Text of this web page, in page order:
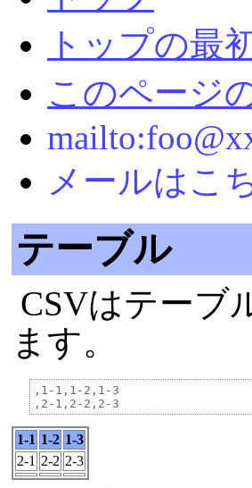
トップの最
このページ
メールはこ
テーブル
CSVはテーブ
ます。
,1-1,1-2,1-3
1-1 1-2 1-3
2-1 2-2 2-3